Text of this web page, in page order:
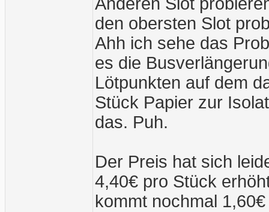
den obersten Slot
Ahh ich sehe das
es die
Lötpunkten auf dem
Stück Papier zur
das. Puh.
Der Preis hat sich
4,40€ pro Stück
kommt nochmal